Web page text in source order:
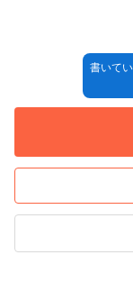
過去には最大30
おすすめ②：大手だ
アシスタントか
リスト、チーフ、そ
業界最大手なら
ます。
役職に応じた「
め、成長がそのまま
おすすめ③：毎日を
日々のお客さま
未経験歓迎
異動にも柔軟に対応
全国展開のグルー
辞めることなく着
理容室と美容室、
きる手厚いサポー
○●○よくある質問○●○
Q.ブランクがあり
多くのお客様と関
のフォローもありま
*採用方法が変更と
[応募受付日時]
※土・日・祝日など
書いて